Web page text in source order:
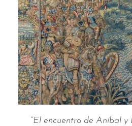
“El encuentro de Aníbal y